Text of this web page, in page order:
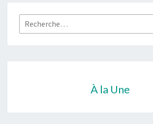
Rechercher :
À la Une